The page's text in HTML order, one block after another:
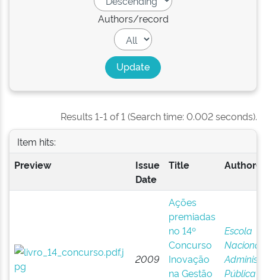
Authors/record
Results 1-1 of 1 (Search time: 0.002 seconds).
Item hits:
Preview
Issue
Date
Title Author(s)
2009
Ações
premiadas
no 14º
Concurso
Inovação
na Gestão
Escola
Nacional
Pública